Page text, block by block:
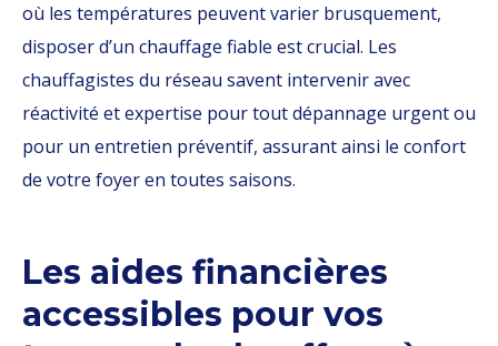
où les températures peuvent varier brusquement,
disposer d’un chauffage fiable est crucial. Les
chauffagistes du réseau savent intervenir avec
réactivité et expertise pour tout dépannage urgent ou
pour un entretien préventif, assurant ainsi le confort
de votre foyer en toutes saisons.
Les aides financières
accessibles pour vos